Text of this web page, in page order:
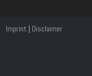
Imprint | Disclaimer